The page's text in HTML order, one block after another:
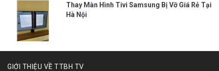
Thay Màn Hình Tivi Samsung Bị Vỡ Giá Rẻ Tại
Hà Nội
GIỚI THIỆU VỀ TTBH TV